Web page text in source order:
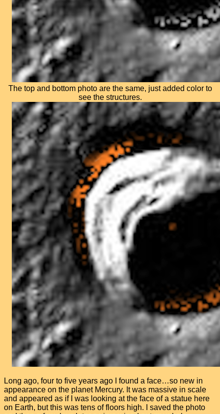
The top and bottom photo are the same, just added color to
see the structures.
Long ago, four to five years ago I found a face…so new in
appearance on the planet Mercury. It was massive in scale
and appeared as if I was looking at the face of a statue here
on Earth, but this was tens of floors high. I saved the photo